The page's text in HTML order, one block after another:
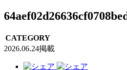
CATEGORY
2026.06.24掲載